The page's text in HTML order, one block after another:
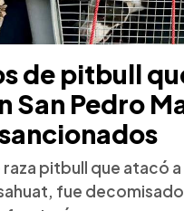
de pitbull
San Pedro
pitbull que atacó a
fue decomisado